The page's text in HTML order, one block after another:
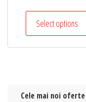
Select options
Cele mai noi